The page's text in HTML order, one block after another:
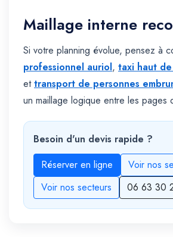
Maillage interne
Si votre planning évolue, pensez à
professionnel auriol, taxi haut
ettransport de personnes
un maillage logique entre les pages
Besoin d'un devis rapide ?
Réserver en ligne
Voir nos
Voir nos secteurs
06 63 30